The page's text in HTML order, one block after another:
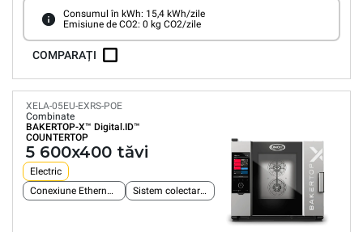
Consumul în kWh: 15,4 kWh/zile
Emisiune de CO2: 0 kg CO2/zile
COMPARAȚI
XELA-05EU-EXRS-POE
Combinate
BAKERTOP-X™ Digital.ID™
COUNTERTOP
5 600x400 tăvi
Electric
Conexiune Ethernet integrată
Sistem colectare grăsimi